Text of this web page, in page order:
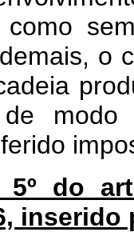
como
o
de
do
inserido